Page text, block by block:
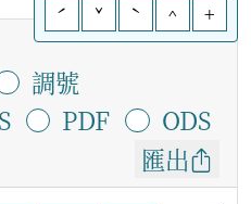
ˊ
ˇ ˋ ^ +
調號
PDF
ODS
匯出